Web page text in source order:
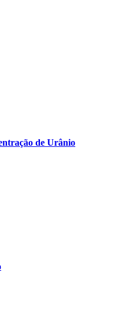
de Urânio